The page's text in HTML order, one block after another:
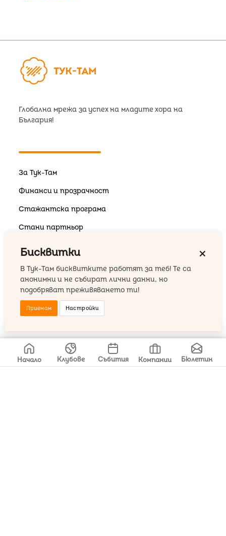
Начало Клубове Събития Компании Бюлетин
Глобална мрежа за успех на младите хора на
България!
За Тук-Там
Финанси и прозрачност
Стажантска програма
Стани партньор
Кошер
Фонд за стипендии
Бисквитки close
В Тук-Там бисквитките работят за теб! Те са
анонимни и не събират лични данни, но
подобряват преживяването ти!
Приемам Настройки